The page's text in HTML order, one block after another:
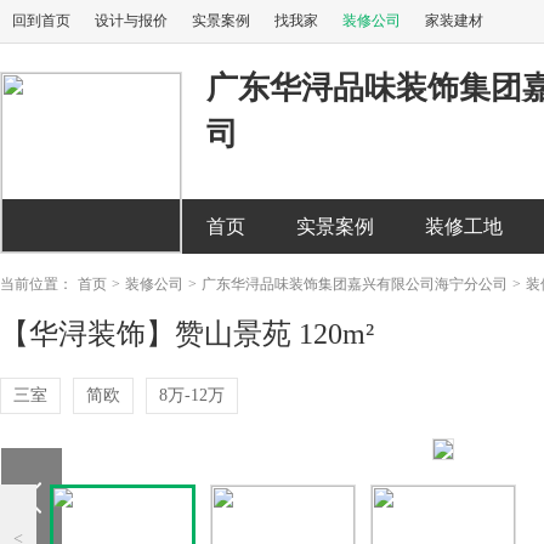
回到首页 设计与报价 实景案例 找我家 装修公司 家装建材
广东华浔品味装饰集团
司
首页 实景案例 装修工地
当前位置： 首页 > 装修公司 > 广东华浔品味装饰集团嘉兴有限公司海宁分公司 > 装
【华浔装饰】赞山景苑 120m²
三室 简欧 8万-12万
<